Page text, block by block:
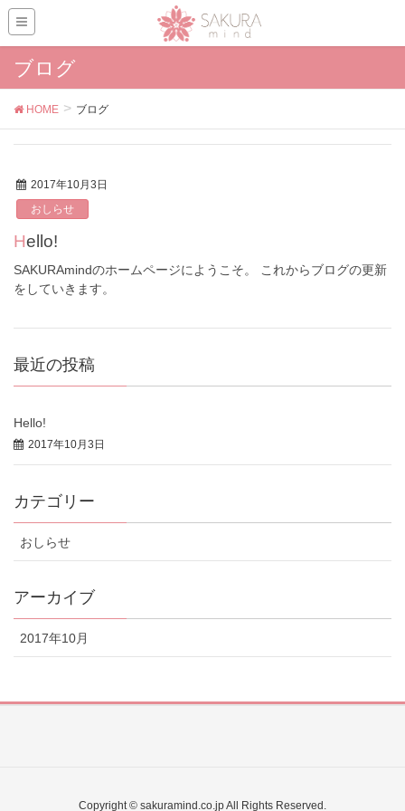
ブログ
HOME ブログ
2017年10月3日
おしらせ
Hello!
SAKURAmindのホームページにようこそ。 これからブログの更新
をしていきます。
最近の投稿
Hello!
2017年10月3日
カテゴリー
おしらせ
アーカイブ
2017年10月
Copyright © sakuramind.co.jp All Rights Reserved.